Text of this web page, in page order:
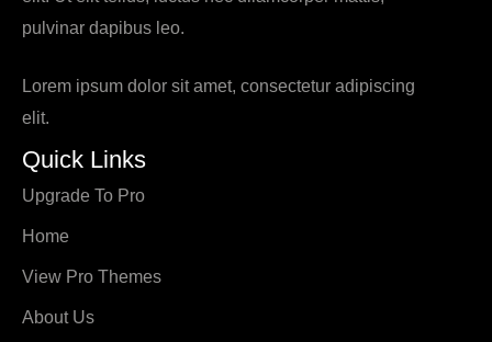
pulvinar dapibus leo.
Lorem ipsum dolor sit amet, consectetur adipiscing
elit.
Quick Links
Upgrade To Pro
Home
View Pro Themes
About Us